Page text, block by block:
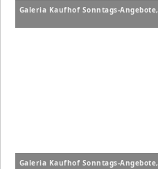
Galeria Kaufhof Sonntags-
Galeria Kaufhof Sonntags-